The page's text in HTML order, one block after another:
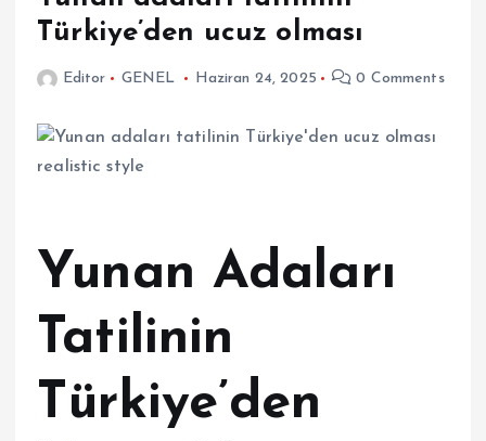
Türkiye’den ucuz olması
Editor GENEL Haziran 24, 2025 0 Comments
Yunan Adaları
Tatilinin
Türkiye’den